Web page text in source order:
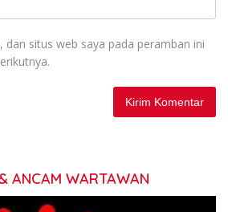
dan situs web saya pada peramban ini
ANCAM WARTAWAN